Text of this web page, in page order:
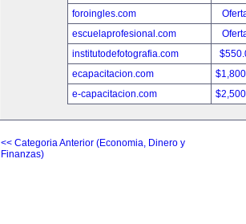
foroingles.com
escuelaprofesional.com
institutodefotografia.com
ecapacitacion.com
e-capacitacion.com
<< Categoria Anterior (Economia, Dinero y
Finanzas)